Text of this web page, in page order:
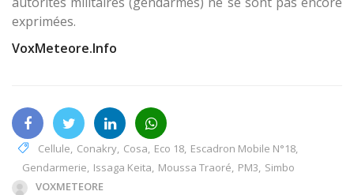
exprimées.
VoxMeteore.Info
Cellule, Conakry, Cosa, Eco 18, Escadron Mobile N°18,
Gendarmerie, Issaga Keita, Moussa Traoré, PM3, Simbo
VOXMETEORE